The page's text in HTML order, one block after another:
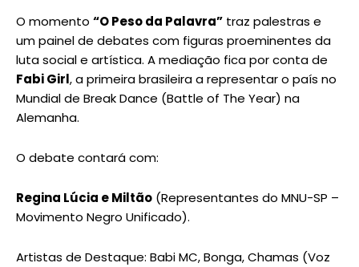
O momento “O Peso da Palavra” traz palestras e
um painel de debates com figuras proeminentes da
luta social e artística. A mediação fica por conta de
Fabi Girl, a primeira brasileira a representar o país no
Mundial de Break Dance (Battle of The Year) na
Alemanha.
O debate contará com:
Regina Lúcia e Miltão (Representantes do MNU-SP –
Movimento Negro Unificado).
Artistas de Destaque: Babi MC, Bonga, Chamas (Voz